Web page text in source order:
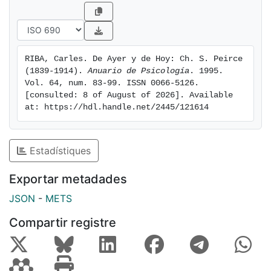
RIBA, Carles. De Ayer y de Hoy: Ch. S. Peirce
(1839-1914). Anuario de Psicología . 1995.
Vol. 64, num. 83-99. ISSN 0066-5126.
[consulted: 8 of August of 2026]. Available
at: https://hdl.handle.net/2445/121614
Estadístiques
Exportar metadades
JSON - METS
Compartir registre